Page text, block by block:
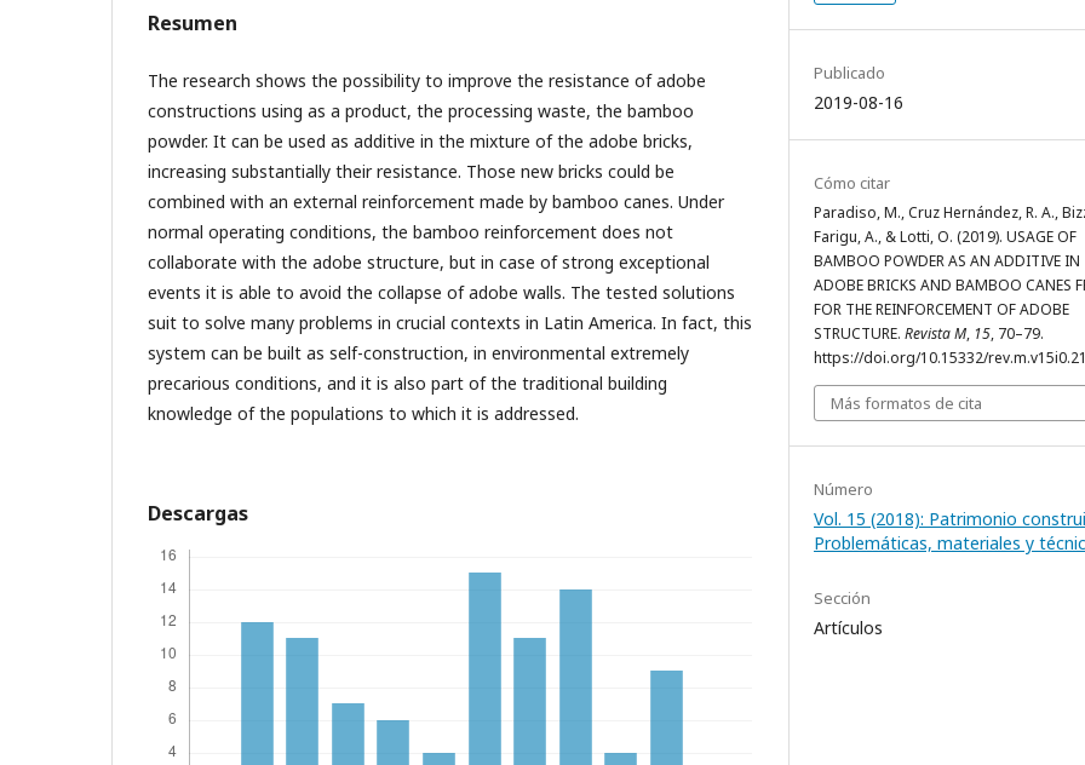
Resumen
The research shows the possibility to improve the resistance of adobe
constructions using as a product, the processing waste, the bamboo
powder. It can be used as additive in the mixture of the adobe bricks,
increasing substantially their resistance. Those new bricks could be
combined with an external reinforcement made by bamboo canes. Under
normal operating conditions, the bamboo reinforcement does not
collaborate with the adobe structure, but in case of strong exceptional
events it is able to avoid the collapse of adobe walls. The tested solutions
suit to solve many problems in crucial contexts in Latin America. In fact, this
system can be built as self-construction, in environmental extremely
precarious conditions, and it is also part of the traditional building
knowledge of the populations to which it is addressed.
Descargas
Publicado
2019-08-16
Cómo citar
Paradiso, M., Cruz Hernández, R. A.,
Farigu, A., & Lotti, O. (2019). USAGE OF
BAMBOO POWDER AS AN ADDITIVE IN
ADOBE BRICKS AND BAMBOO CANES
FOR THE REINFORCEMENT OF ADOBE
STRUCTURE. Revista M, 15, 70–79.
https://doi.org/10.15332/
Más formatos de cita
Número
Vol. 15 (2018): Patrimonio
Problemáticas, materiales y
Sección
Artículos